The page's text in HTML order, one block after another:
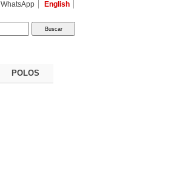
WhatsApp English
POLOS